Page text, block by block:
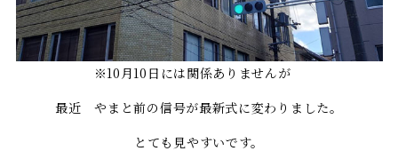
※10月10日には関係ありませんが
最近 やまと前の信号が最新式に変わりました。
とても見やすいです。